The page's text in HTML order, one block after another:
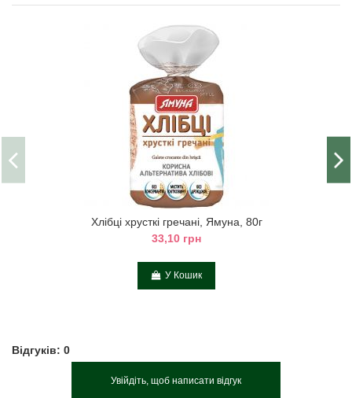
Хлібці хрусткі гречані, Ямуна, 80г
33,10 грн
У Кошик
Відгуків: 0
Увійдіть, щоб написати відгук